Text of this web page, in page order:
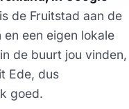
de Fruitstad aan de
een eigen lokale
de buurt jou vinden,
Ede, dus
goed.